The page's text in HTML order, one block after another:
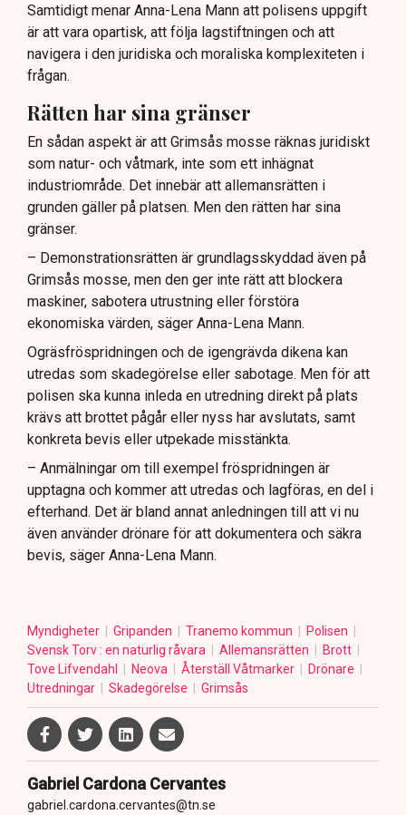
Samtidigt menar Anna-Lena Mann att polisens uppgift
är att vara opartisk, att följa lagstiftningen och att
navigera i den juridiska och moraliska komplexiteten i
frågan.
Rätten har sina gränser
En sådan aspekt är att Grimsås mosse räknas juridiskt
som natur- och våtmark, inte som ett inhägnat
industriområde. Det innebär att allemansrätten i
grunden gäller på platsen. Men den rätten har sina
gränser.
– Demonstrationsrätten är grundlagsskyddad även på
Grimsås mosse, men den ger inte rätt att blockera
maskiner, sabotera utrustning eller förstöra
ekonomiska värden, säger Anna-Lena Mann.
Ogräsfröspridningen och de igengrävda dikena kan
utredas som skadegörelse eller sabotage. Men för att
polisen ska kunna inleda en utredning direkt på plats
krävs att brottet pågår eller nyss har avslutats, samt
konkreta bevis eller utpekade misstänkta.
– Anmälningar om till exempel fröspridningen är
upptagna och kommer att utredas och lagföras, en del i
efterhand. Det är bland annat anledningen till att vi nu
även använder drönare för att dokumentera och säkra
bevis, säger Anna-Lena Mann.
Myndigheter Gripanden Tranemo kommun
Polisen
Svensk Torv : en naturlig råvara
Allemansrätten
Brott
Tove Lifvendahl
Neova Återställ Våtmarker
Drönare
Utredningar
Skadegörelse Grimsås
Gabriel Cardona Cervantes
gabriel.cardona.cervantes@tn.se